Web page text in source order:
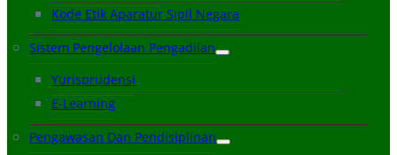
Kode Etik Aparatur Sipil Negara
Sistem Pengelolaan Pengadilan
Yurisprudensi
E-Learning
Pengawasan Dan Pendisiplinan